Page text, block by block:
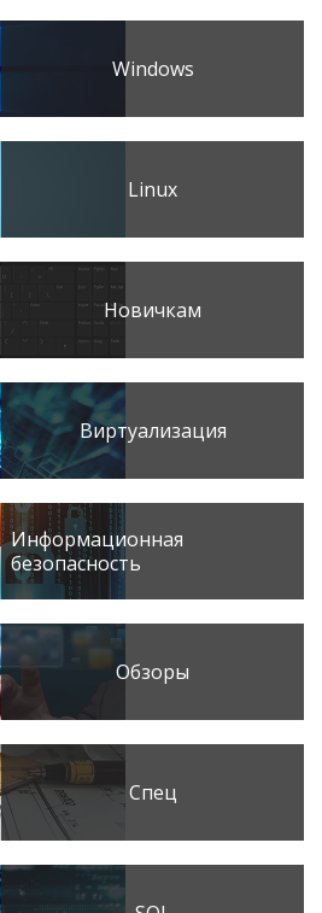
Windows
Linux
Новичкам
Виртуализация
Информационная
безопасность
Обзоры
Спец